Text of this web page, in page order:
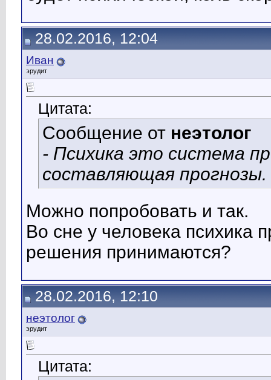
28.02.2016, 12:04
Иван
эрудит
Цитата:
Сообщение от неэтолог
- Психика это система
составляющая прогнозы.
Можно попробовать и так.
Во сне у человека психика
решения принимаются?
28.02.2016, 12:10
неэтолог
эрудит
Цитата: